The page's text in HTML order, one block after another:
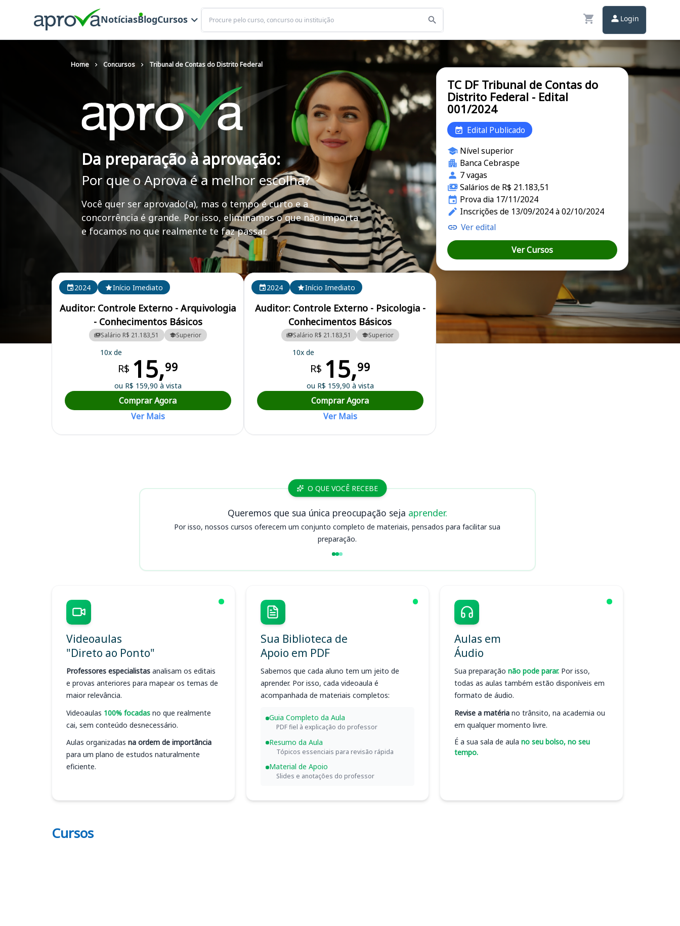
NotíciasBlogCursos
Buscar
Login
Home Concursos Tribunal de Contas do Distrito Federal
Da preparação à aprovação:
Por que o Aprova é a melhor escolha?
Você quer ser aprovado(a), mas o tempo é curto e a
concorrência é grande. Por isso, eliminamos o que não importa
e focamos no que realmente te faz passar.
Curso Preparatório para o Concurso TC DF - Tribunal de Contas do Distrito Federal
Cursos em destaque para passar no concurso TC DF
2024
Início Imediato
Auditor: Controle Externo - Arquivologia
- Conhecimentos Básicos
Salário R$ 21.183,51 Superior
10x de
R$ 15,99
ou R$ 159,90 à vista
Comprar Agora
Ver Mais
2024 Início Imediato
Auditor: Controle Externo - Psicologia -
Conhecimentos Básicos
Salário R$ 21.183,51 Superior
10x de
R$ 15,99
ou R$ 159,90 à vista
Comprar Agora
Ver Mais
TC DF Tribunal de Contas do
Distrito Federal - Edital
001/2024
Edital Publicado
Nível superior
Banca Cebraspe
7 vagas
Salários de R$ 21.183,51
Prova dia 17/11/2024
Inscrições de 13/09/2024 à 02/10/2024
Ver edital
Ver Cursos
O QUE VOCÊ RECEBE
Queremos que sua única preocupação seja aprender.
Por isso, nossos cursos oferecem um conjunto completo de materiais, pensados para facilitar sua
preparação.
Videoaulas
"Direto ao Ponto"
Professores especialistas analisam os editais
e provas anteriores para mapear os temas de
maior relevância.
Videoaulas 100% focadas no que realmente
cai, sem conteúdo desnecessário.
Aulas organizadas na ordem de importância
para um plano de estudos naturalmente
eficiente.
Sua Biblioteca de
Apoio em PDF
Sabemos que cada aluno tem um jeito de
aprender. Por isso, cada videoaula é
acompanhada de materiais completos:
Guia Completo da Aula
PDF fiel à explicação do professor
Resumo da Aula
Tópicos essenciais para revisão rápida
Material de Apoio
Slides e anotações do professor
Aulas em
Áudio
Sua preparação não pode parar. Por isso,
todas as aulas também estão disponíveis em
formato de áudio.
Revise a matéria no trânsito, na academia ou
em qualquer momento livre.
É a sua sala de aula no seu bolso, no seu
tempo.
Cursos